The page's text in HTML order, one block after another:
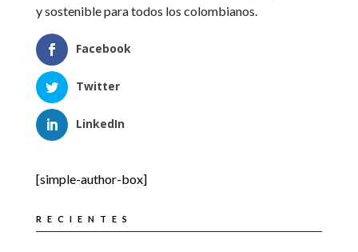
y sostenible para todos los colombianos.
Facebook
Twitter
LinkedIn
[simple-author-box]
RECIENTES